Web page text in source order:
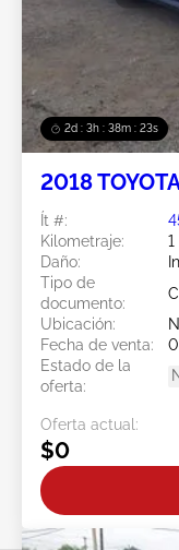
2d : 3h : 38m : 20s
2018
Ít #:
Kilometraje:
Daño:
Tipo de
documento:
Ubicación:
Fecha de venta:
Estado de la
oferta:
Oferta actual:
$0